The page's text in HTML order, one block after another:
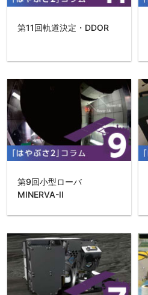
第11回軌道決定・DDOR
第9回小型ローバ
MINERVA-II